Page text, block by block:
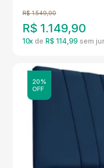
R$ 1.549,90
R$ 1.149,90
10x de R$ 114,99
20%
OFF